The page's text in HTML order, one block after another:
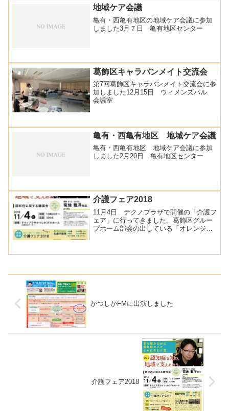
地域ケア会議
亀有・西亀有地区の地域ケア会議に参加
しました3月７日 亀有地区センター
葛飾区キャラバンメイト交流会
第7回葛飾区キャラバンメイト交流会に参
加しました12月15日 ウィメンズパル
会議室
亀有・西亀有地区 地域ケア会議
亀有・西亀有地区 地域ケア会議に参加
しました2月20日 亀有地区センター
介護フェア2018
11月4日 テクノプラザで開催の「介護フ
ェア」に行ってきました。葛飾区グルー
プホーム部会の出している「オレンジカ
さん達もお手伝いしていました。素敵な
かつしかFMに出演しました
介護フェア2018